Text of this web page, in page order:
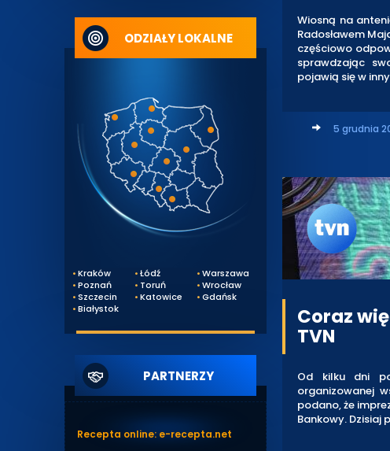
ODZIAŁY LOKALNE
Kraków Łódź
Warszawa
Poznań
Toruń
Wrocław
Szczecin
Katowice
Gdańsk
Białystok
PARTNERZY
Recepta online: e-recepta.net
Wiosną na
Radosławem
częściowo
sprawdzając
pojawią się w
5 grudnia
Coraz
TVN
Od kilku dni
organizowanej
podano, że
Bankowy.